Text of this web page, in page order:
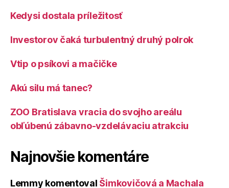
Kedysi dostala príležitosť
Investorov čaká turbulentný druhý polrok
Vtip o psíkovi a mačičke
Akú silu má tanec?
ZOO Bratislava vracia do svojho areálu
obľúbenú zábavno-vzdelávaciu atrakciu
Najnovšie komentáre
Lemmy komentoval Šimkovičová a Machala